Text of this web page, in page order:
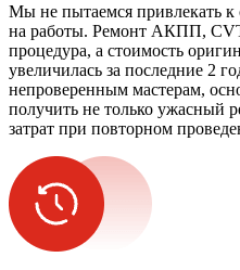
Мы не пытаемся привлекать к
на работы. Ремонт АКПП,
процедура, а стоимость
увеличилась за последние 2
непроверенным мастерам,
получить не только ужасный
затрат при повторном